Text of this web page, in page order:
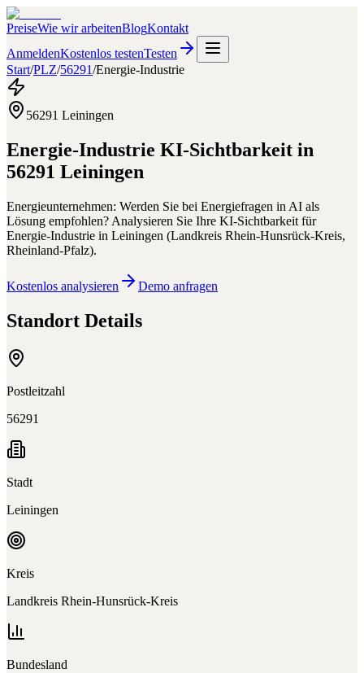
PreiseWie wir arbeitenBlogKontakt
AnmeldenKostenlos testenTesten
Start/PLZ/56291/Energie-Industrie
56291 Leiningen
Energie-Industrie KI-Sichtbarkeit in
56291 Leiningen
Energieunternehmen: Werden Sie bei Energiefragen in AI als
Lösung empfohlen? Analysieren Sie Ihre KI-Sichtbarkeit für
Energie-Industrie in Leiningen (Landkreis Rhein-Hunsrück-Kreis,
Rheinland-Pfalz).
Kostenlos analysieren Demo anfragen
Standort Details
Postleitzahl
56291
Stadt
Leiningen
Kreis
Landkreis Rhein-Hunsrück-Kreis
Bundesland